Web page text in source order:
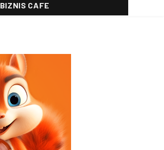
BIZNIS CAFE